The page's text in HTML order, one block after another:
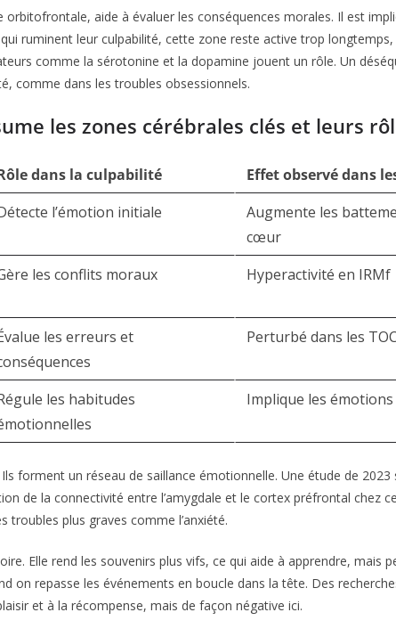
aide à évaluer les conséquences morales. Il est
ruminent leur culpabilité, cette zone reste active trop longtemps,
comme la sérotonine et la dopamine jouent un rôle. Un
comme dans les troubles obsessionnels.​
les zones cérébrales clés et leurs
dans la culpabilité
Effet observé dans
l’émotion initiale
Augmente les
cœur ​
les conflits moraux Hyperactivité en IRMf ​
les erreurs et
Perturbé dans les TOC ​
les habitudes
Implique les
forment un réseau de saillance émotionnelle. Une étude de 2023
de la connectivité entre l’amygdale et le cortex préfrontal chez
troubles plus graves comme l’anxiété.​
Elle rend les souvenirs plus vifs, ce qui aide à apprendre, mais
on repasse les événements en boucle dans la tête. Des
et à la récompense, mais de façon négative ici.​